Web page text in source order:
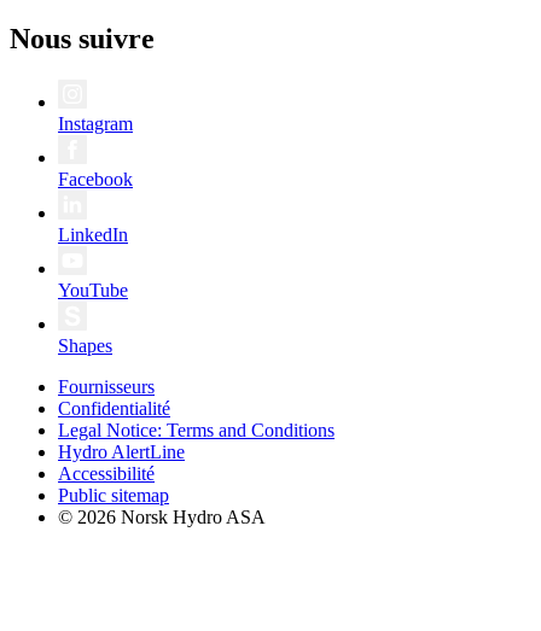
Nous suivre
Instagram
Facebook
LinkedIn
YouTube
Shapes
Fournisseurs
Confidentialité
Legal Notice: Terms and Conditions
Hydro AlertLine
Accessibilité
Public sitemap
© 2026 Norsk Hydro ASA